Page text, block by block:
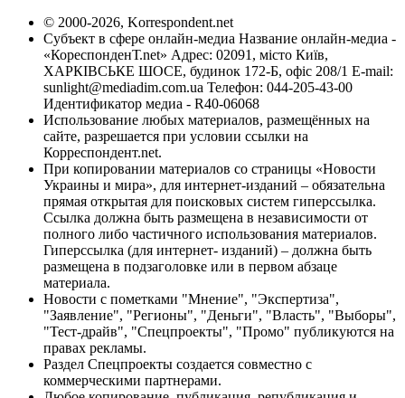
© 2000-2026, Korrespondent.net
Субъект в сфере онлайн-медиа Название онлайн-медиа -
«КореспонденТ.net» Адрес: 02091, місто Київ,
ХАРКІВСЬКЕ ШОСЕ, будинок 172-Б, офіс 208/1 E-mail:
sunlight@mediadim.com.ua Телефон: 044-205-43-00
Идентификатор медиа - R40-06068
Использование любых материалов, размещённых на
сайте, разрешается при условии ссылки на
Корреспондент.net.
При копировании материалов со страницы «Новости
Украины и мира», для интернет-изданий – обязательна
прямая открытая для поисковых систем гиперссылка.
Ссылка должна быть размещена в независимости от
полного либо частичного использования материалов.
Гиперссылка (для интернет- изданий) – должна быть
размещена в подзаголовке или в первом абзаце
материала.
Новости с пометками "Мнение", "Экспертиза",
"Заявление", "Регионы", "Деньги", "Власть", "Выборы",
"Тест-драйв", "Спецпроекты", "Промо" публикуются на
правах рекламы.
Раздел Спецпроекты создается совместно с
коммерческими партнерами.